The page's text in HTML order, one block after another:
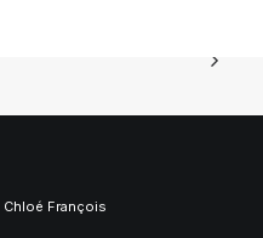
Chloé François